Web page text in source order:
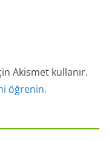
Akismet kullanır.
öğrenin.